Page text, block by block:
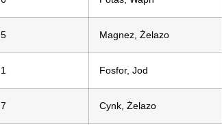
Magnez, Żelazo
Fosfor, Jod
Cynk, Żelazo